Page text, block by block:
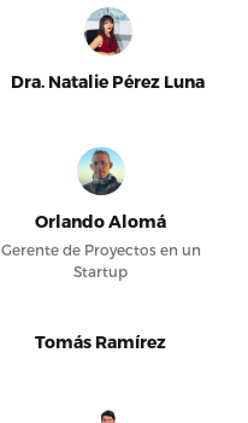
Dra. Natalie Pérez Luna
Orlando Alomá
Gerente de Proyectos en un
Startup
Tomás Ramírez